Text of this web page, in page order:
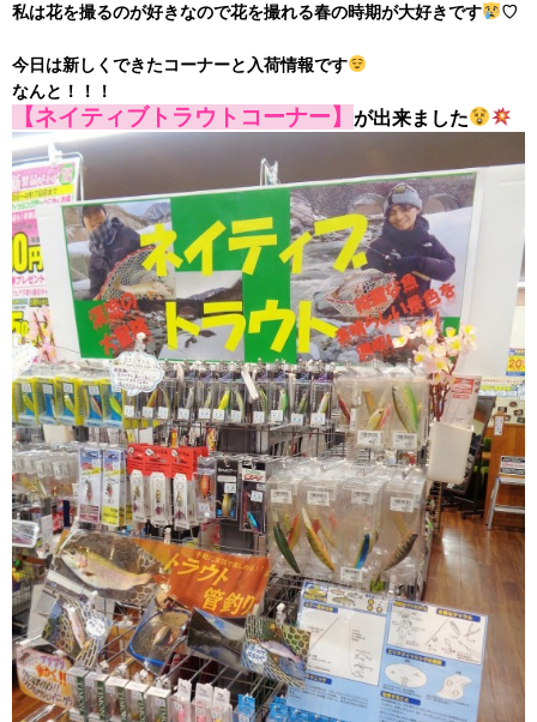
私は花を撮るのが好きなので花を撮れる春の時期が大好きです
♡
今日は新しくできたコーナーと入荷情報です
なんと！！！
【ネイティブトラウトコーナー】 が出来ました